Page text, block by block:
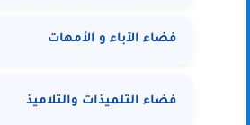
فضاء الآباء و الأمهات
فضاء التلميذات والتلاميذ